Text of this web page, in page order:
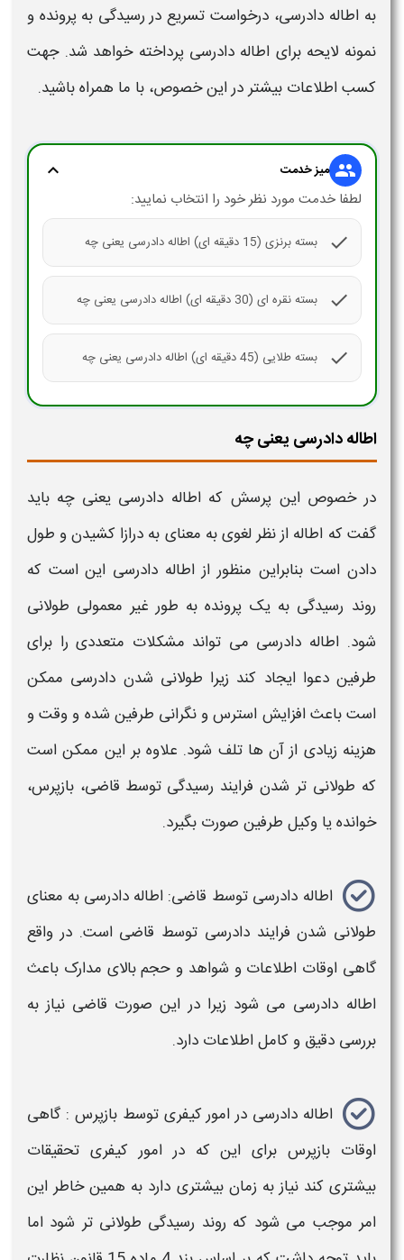
به اطاله دادرسی، درخواست تسریع در رسیدگی به پرونده و
نمونه لایحه برای اطاله دادرسی پرداخته خواهد شد. جهت
کسب اطلاعات بیشتر در این خصوص، با ما همراه باشید.
group میز خدمت expand_more
لطفا خدمت مورد نظر خود را انتخاب نمایید:
check بسته برنزی (15 دقیقه ای) اطاله دادرسی یعنی چه
check بسته نقره ای (30 دقیقه ای) اطاله دادرسی یعنی چه
check بسته طلایی (45 دقیقه ای) اطاله دادرسی یعنی چه
اطاله دادرسی یعنی چه
در خصوص این پرسش که اطاله دادرسی یعنی چه باید
گفت که اطاله از نظر لغوی به معنای به درازا کشیدن و طول
دادن است بنابراین منظور از اطاله دادرسی این است که
روند رسیدگی به یک پرونده به طور غیر معمولی طولانی
شود. اطاله دادرسی می تواند مشکلات متعددی را برای
طرفین دعوا ایجاد کند زیرا طولانی شدن دادرسی ممکن
است باعث افزایش استرس و نگرانی طرفین شده و وقت و
هزینه زیادی از آن ها تلف شود. علاوه بر این ممکن است
که طولانی تر شدن فرایند رسیدگی توسط قاضی، بازپرس،
خوانده یا وکیل طرفین صورت بگیرد.
اطاله دادرسی توسط قاضی: اطاله دادرسی به معنای
طولانی شدن فرایند دادرسی توسط قاضی است. در واقع
گاهی اوقات اطلاعات و شواهد و حجم بالای مدارک باعث
اطاله دادرسی می شود زیرا در این صورت قاضی نیاز به
بررسی دقیق و کامل اطلاعات دارد.
اطاله دادرسی در امور کیفری توسط بازپرس : گاهی
اوقات بازپرس برای این که در امور کیفری تحقیقات
بیشتری کند نیاز به زمان بیشتری دارد به همین خاطر این
امر موجب می شود که روند رسیدگی طولانی تر شود اما